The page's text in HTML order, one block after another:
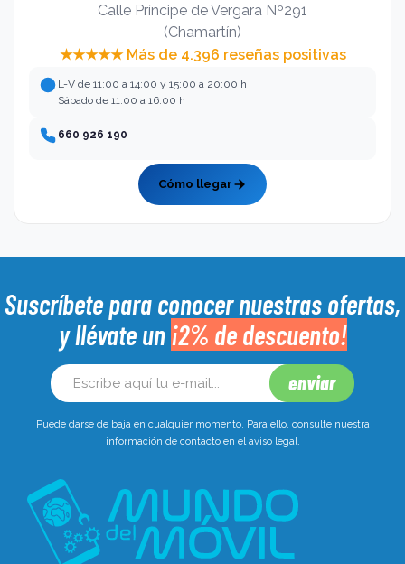
Calle Príncipe de Vergara Nº291
(Chamartín)
★★★★★ Más de 4.396 reseñas positivas
L-V de 11:00 a 14:00 y 15:00 a 20:00 h
Sábado de 11:00 a 16:00 h
660 926 190
Cómo llegar
Suscríbete para conocer nuestras ofertas,
y llévate un ¡2% de descuento!
Puede darse de baja en cualquier momento. Para ello, consulte nuestra
información de contacto en el aviso legal.